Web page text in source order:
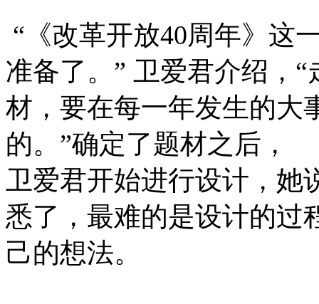
“《改革开放40周年》这
准备了。” 卫爱君介绍，
材，要在每一年发生的大
的。”确定了题材之后，
卫爱君开始进行设计，她
悉了，最难的是设计的过
己的想法。